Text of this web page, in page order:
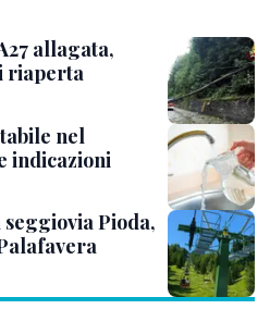
allagata,
riaperta
nel
indicazioni
Pioda,